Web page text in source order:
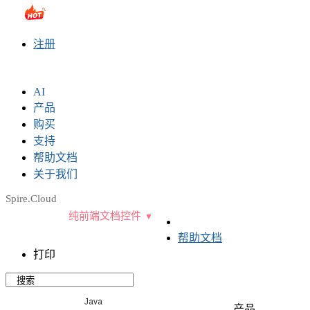
sales@e-iceblue.com
注册
AI
产品
购买
支持
帮助文档
关于我们
Spire.Cloud
纯前端文档控件
帮助文档
打印
Java